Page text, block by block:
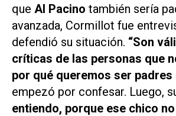
que Al Pacino también sería
avanzada, Cormillot fue
defendió su situación. “Son
críticas de las personas que
por qué queremos ser padres
empezó por confesar. Luego,
entiendo, porque ese chico